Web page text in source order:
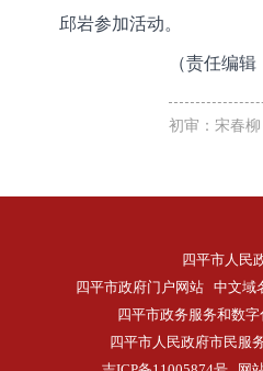
邱岩参加活动。
（责任编辑
初审：宋春柳
四平市人民
四平市政府门户网站 中文域
四平市政务服务和数
四平市人民政府市民服